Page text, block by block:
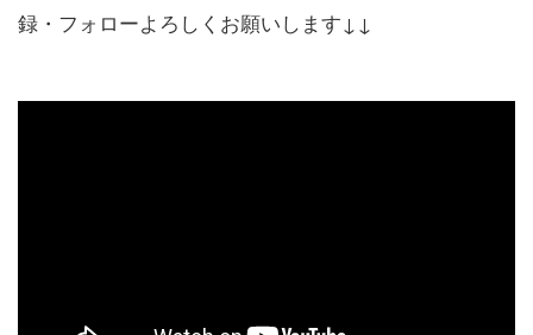
録・フォローよろしくお願いします↓↓